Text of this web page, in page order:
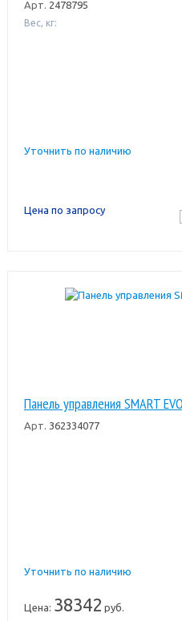
Арт. 2478795
Вес, кг:
Уточнить по наличию
Цена по запросу
Панель управления SMART
Арт. 362334077
Уточнить по наличию
Цена: 38342 руб.